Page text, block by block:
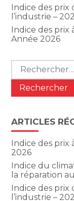
Indice des prix
l’industrie –
Indice des prix
Année 2026
Rechercher :
ARTICLES
Indice des prix
2026
Indice du
la réparation
Indice des prix
l’industrie –